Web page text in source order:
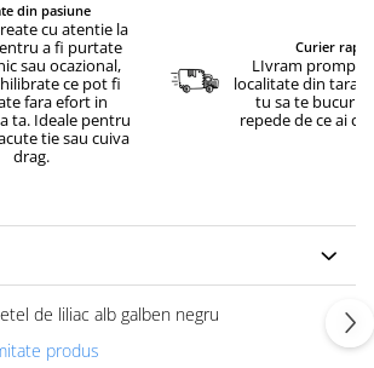
din pasiune
cu atentie la
a fi purtate
sau ocazional,
ce pot fi
fara efort in
ta. Ideale pentru
tie sau cuiva
drag.
Curier rapid
LIvram prompt
localitate din tara.
tu sa te bucuri
repede de ce ai
de liliac alb galben negru
produs